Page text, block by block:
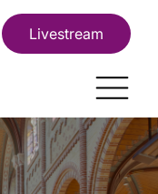
Livestream